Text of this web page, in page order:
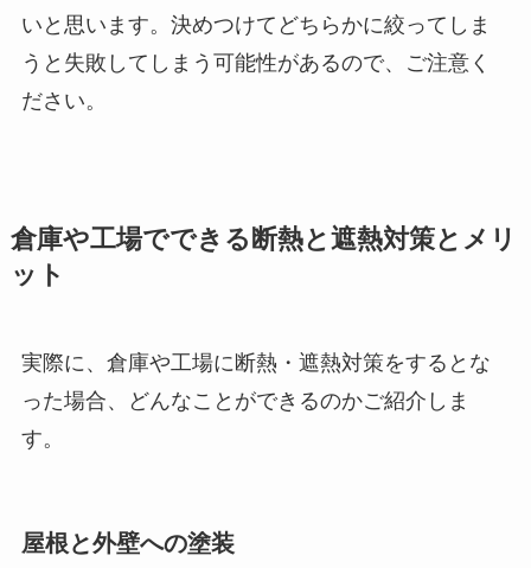
いと思います。決めつけてどちらかに絞ってしま
うと失敗してしまう可能性があるので、ご注意く
ださい。
倉庫や工場でできる断熱と遮熱対策とメリ
ット
実際に、倉庫や工場に断熱・遮熱対策をするとな
った場合、どんなことができるのかご紹介しま
す。
屋根と外壁への塗装